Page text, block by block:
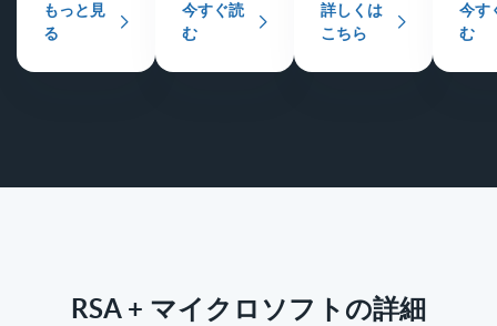
もっと見
る
今すぐ読
む
詳しくは
こちら
今す
む
RSA + マイクロソフトの詳細